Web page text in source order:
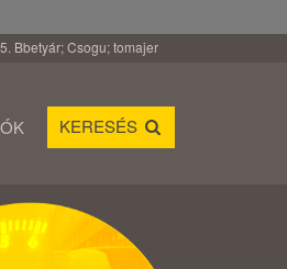
Bbetyár; Csogu; tomajer
KERESÉS